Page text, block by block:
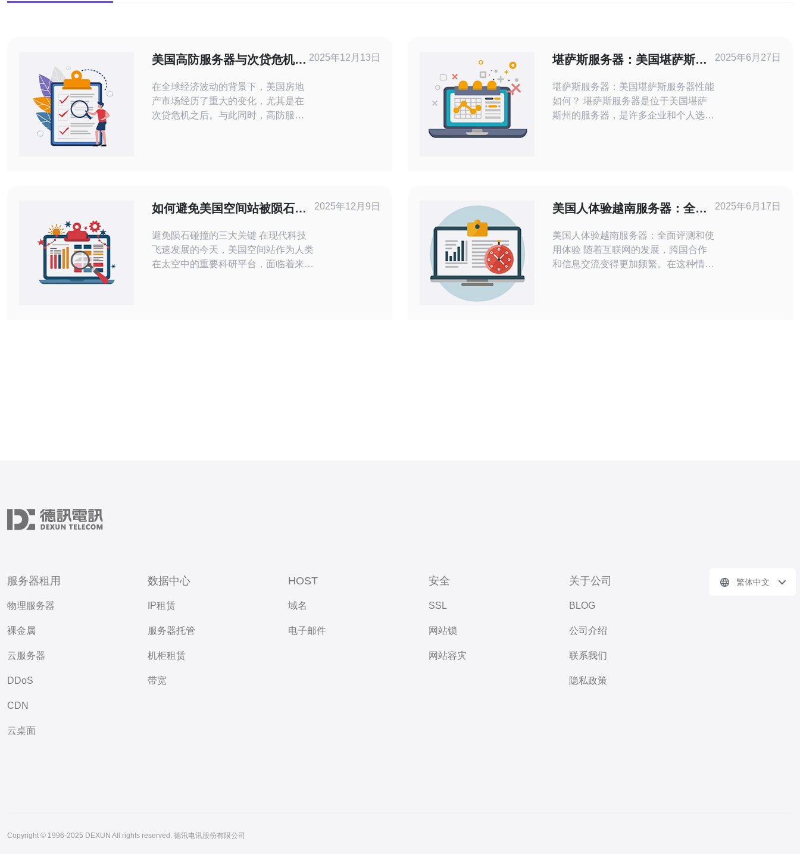
美国高防服务器与次贷危机影
在全球经济波动的背景下，美国房地
产市场经历了重大的变化，尤其是在
次贷危机之后。与此同时，高防服务
联系。 次贷危机是什么？ 次贷危机
是指在2007年至2008年间，美国住
房市场崩溃引发的一
2025年12月13日
堪萨斯服务器：美国堪萨斯服
堪萨斯服务器：美国堪萨斯服务器性能
如何？ 堪萨斯服务器是位于美国堪萨
斯州的服务器，是许多企业和个人选择
的流畅体验。此外，堪萨斯服务器还提
供可靠的数据存储和备
2025年6月27日
如何避免美国空间站被陨石群
避免陨石碰撞的三大关键 在现代科技
飞速发展的今天，美国空间站作为人类
在太空中的重要科研平台，面临着来自
2025年12月9日
美国人体验越南服务器：全面
美国人体验越南服务器：全面评测和使
用体验 随着互联网的发展，跨国合作
和信息交流变得更加频繁。在这种情况
2025年6月17日
服务器租用
物理服务器
裸金属
云服务器
DDoS
CDN
云桌面
数据中心
IP租赁
服务器托管
机柜租赁
带宽
HOST
域名
电子邮件
安全
SSL
网站锁
网站容灾
关于公司
BLOG
公司介绍
联系我们
隐私政策
繁体中文
Copyright © 1996-2025 DEXUN All rights reserved. 德讯电讯股份有限公司